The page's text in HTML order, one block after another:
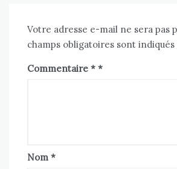
Votre adresse e-mail ne sera pas
champs obligatoires sont indiqués
Commentaire *
Nom *